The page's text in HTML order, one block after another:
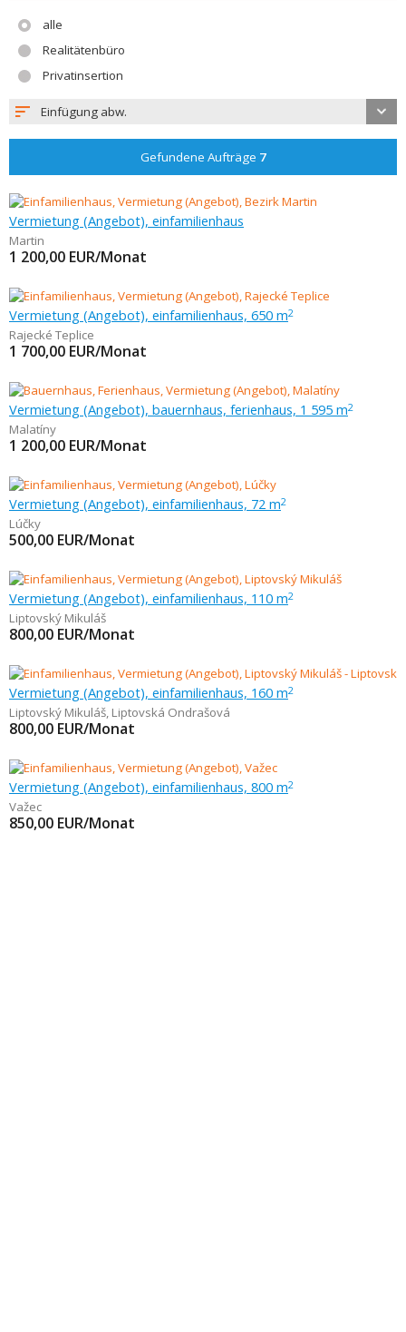
alle
Realitätenbüro
Privatinsertion
Einfügung abw.
Gefundene Aufträge 7
Vermietung (Angebot), einfamilienhaus
Martin
1 200,00 EUR/Monat
Vermietung (Angebot), einfamilienhaus, 650 m2
Rajecké Teplice
1 700,00 EUR/Monat
Vermietung (Angebot), bauernhaus, ferienhaus, 1 595 m2
Malatíny
1 200,00 EUR/Monat
Vermietung (Angebot), einfamilienhaus, 72 m2
Lúčky
500,00 EUR/Monat
Vermietung (Angebot), einfamilienhaus, 110 m2
Liptovský Mikuláš
800,00 EUR/Monat
Vermietung (Angebot), einfamilienhaus, 160 m2
Liptovský Mikuláš, Liptovská Ondrašová
800,00 EUR/Monat
Vermietung (Angebot), einfamilienhaus, 800 m2
Važec
850,00 EUR/Monat